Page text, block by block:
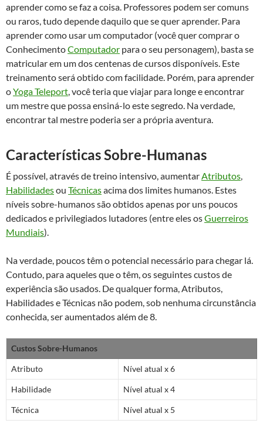
aprender como se faz a coisa. Professores podem ser comuns
ou raros, tudo depende daquilo que se quer aprender. Para
aprender como usar um computador (você quer comprar o
ConhecimentoComputador para o seu personagem), basta se
matricular em um dos centenas de cursos disponíveis. Este
treinamento será obtido com facilidade. Porém, para aprender
oYoga Teleport, você teria que viajar para longe e encontrar
um mestre que possa ensiná-lo este segredo. Na verdade,
encontrar tal mestre poderia ser a própria aventura.
Características Sobre-Humanas
É possível, através de treino intensivo, aumentarAtributos,
Habilidadesou Técnicasacima dos limites humanos. Estes
níveis sobre-humanos são obtidos apenas por uns poucos
dedicados e privilegiados lutadores (entre eles osGuerreiros
Mundiais).
Na verdade, poucos têm o potencial necessário para chegar lá.
Contudo, para aqueles que o têm, os seguintes custos de
experiência são usados. De qualquer forma, Atributos,
Habilidades e Técnicas não podem, sob nenhuma circunstância
conhecida, ser aumentados além de 8.
Custos Sobre-Humanos
Atributo Nível atual x 6
Habilidade Nível atual x 4
Técnica Nível atual x 5